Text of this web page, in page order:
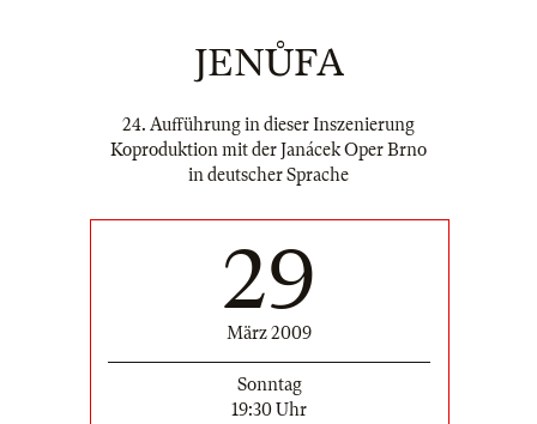
JENŮFA
24. Aufführung in dieser Inszenierung
Koproduktion mit der Janácek Oper Brno
in deutscher Sprache
29
März 2009
Sonntag
19:30 Uhr